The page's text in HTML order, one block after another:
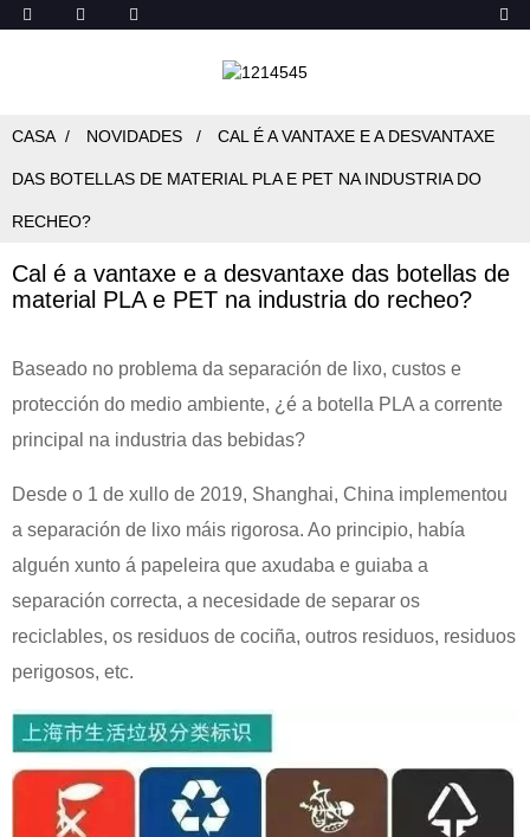
CASA NOVIDADES CAL É A VANTAXE E A DESVANTAXE
DAS BOTELLAS DE MATERIAL PLA E PET NA INDUSTRIA DO
RECHEO?
Cal é a vantaxe e a desvantaxe das botellas de
material PLA e PET na industria do recheo?
Baseado no problema da separación de lixo, custos e
protección do medio ambiente, ¿é a botella PLA a corrente
principal na industria das bebidas?
Desde o 1 de xullo de 2019, Shanghai, China implementou
a separación de lixo máis rigorosa. Ao principio, había
alguén xunto á papeleira que axudaba e guiaba a
separación correcta, a necesidade de separar os
reciclables, os residuos de cociña, outros residuos, residuos
perigosos, etc.